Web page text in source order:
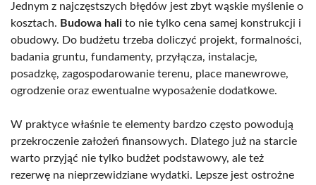
Jednym z najczęstszych błędów jest zbyt wąskie myślenie o
kosztach. Budowa hali to nie tylko cena samej konstrukcji i
obudowy. Do budżetu trzeba doliczyć projekt, formalności,
badania gruntu, fundamenty, przyłącza, instalacje,
posadzkę, zagospodarowanie terenu, place manewrowe,
ogrodzenie oraz ewentualne wyposażenie dodatkowe.
W praktyce właśnie te elementy bardzo często powodują
przekroczenie założeń finansowych. Dlatego już na starcie
warto przyjąć nie tylko budżet podstawowy, ale też
rezerwę na nieprzewidziane wydatki. Lepsze jest ostrożne